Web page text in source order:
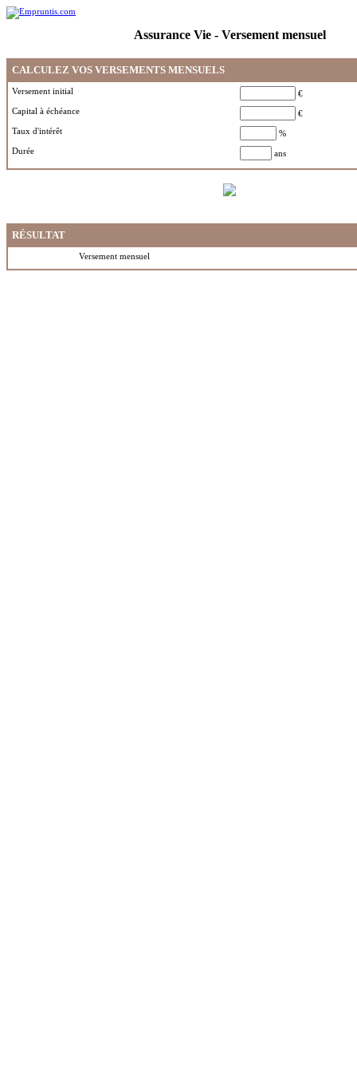
Assurance Vie - Versement mensuel
CALCULEZ VOS VERSEMENTS MENSUELS
Versement initial
€
Capital à échéance
€
Taux d'intérêt
%
Durée
ans
RÉSULTAT
Versement mensuel